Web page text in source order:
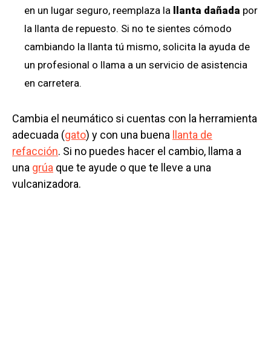
en un lugar seguro, reemplaza la
llanta dañada por
la llanta de repuesto. Si no te sientes cómodo
cambiando la llanta tú mismo, solicita la ayuda de
un profesional o llama a un servicio de asistencia
en carretera.
Cambia el neumático si cuentas con la herramienta
adecuada (gato) y con una buena
llanta de
refacción. Si no puedes hacer el cambio, llama a
una grúa que te ayude o que te lleve a una
vulcanizadora.